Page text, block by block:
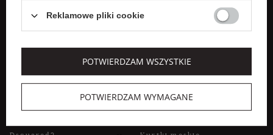
Weekend Max Mara
Marella
Liu Jo
Spódnice
Płaszcze damskie
Obuwie damskie
POPULARNE MARKI DLA
POPULARNE KATEGORIE DLA
Reklamowe pliki cookie
POTWIERDZAM WYMAGANE
POTWIERDZAM WSZYSTKIE